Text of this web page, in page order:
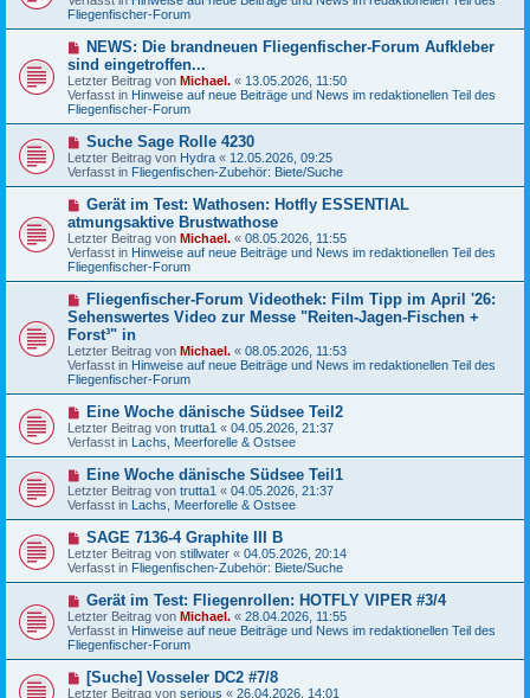
a
g
e
r
B
e
i
t
r
a
g
Fliegenfischer-Forum
N
u
e
r
B
e
t
r
a
g
NEWS: Die brandneuen Fliegenfischer-Forum Aufkleber
sind eingetroffen...
Letzter Beitrag von Michael. « 13.05.2026, 11:50
Verfasst in Hinweise auf neue Beiträge und News im redaktionellen Teil des
Fliegenfischer-Forum
N
e
u
e
B
e
i
t
r
a
g
Suche Sage Rolle 4230
Letzter Beitrag von Hydra « 12.05.2026, 09:25
Verfasst in Fliegenfischen-Zubehör: Biete/Suche
N
u
e
r
B
e
t
r
a
g
Gerät im Test: Wathosen: Hotfly ESSENTIAL
atmungsaktive Brustwathose
Letzter Beitrag von Michael. « 08.05.2026, 11:55
Verfasst in Hinweise auf neue Beiträge und News im redaktionellen Teil des
Fliegenfischer-Forum
N
e
u
e
r
B
e
i
r
a
Fliegenfischer-Forum Videothek: Film Tipp im April '26:
Sehenswertes Video zur Messe "Reiten-Jagen-Fischen +
Forst³" in
Letzter Beitrag von Michael. « 08.05.2026, 11:53
Verfasst in Hinweise auf neue Beiträge und News im redaktionellen Teil des
Fliegenfischer-Forum
N
e
u
e
B
e
i
t
a
g
Eine Woche dänische Südsee Teil2
Letzter Beitrag von trutta1 « 04.05.2026, 21:37
Verfasst in Lachs, Meerforelle & Ostsee
N
e
u
e
B
e
i
t
a
g
Eine Woche dänische Südsee Teil1
Letzter Beitrag von trutta1 « 04.05.2026, 21:37
Verfasst in Lachs, Meerforelle & Ostsee
N
e
u
e
B
e
i
t
r
g
SAGE 7136-4 Graphite III B
Letzter Beitrag von stillwater « 04.05.2026, 20:14
Verfasst in Fliegenfischen-Zubehör: Biete/Suche
N
e
u
e
r
B
Gerät im Test: Fliegenrollen: HOTFLY VIPER #3/4
Letzter Beitrag von Michael. « 28.04.2026, 11:55
Verfasst in Hinweise auf neue Beiträge und News im redaktionellen Teil des
Fliegenfischer-Forum
N
e
[Suche] Vosseler DC2 #7/8
Letzter Beitrag von serious « 26.04.2026, 14:01